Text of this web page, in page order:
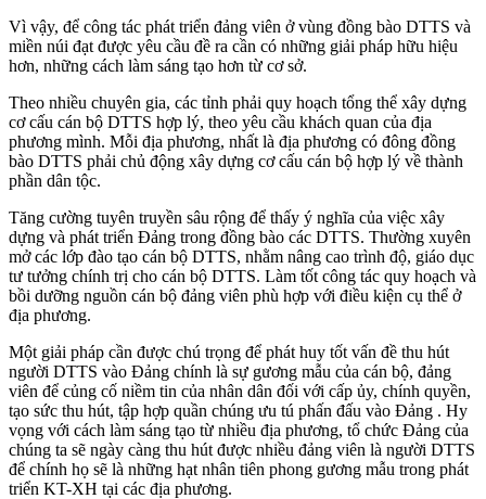
Vì vậy, để công tác phát triển đảng viên ở vùng đồng bào DTTS và
miền núi đạt được yêu cầu đề ra cần có những giải pháp hữu hiệu
hơn, những cách làm sáng tạo hơn từ cơ sở.
Theo nhiều chuyên gia, các tỉnh phải quy hoạch tổng thể xây dựng
cơ cấu cán bộ DTTS hợp lý, theo yêu cầu khách quan của địa
phương mình. Mỗi địa phương, nhất là địa phương có đông đồng
bào DTTS phải chủ động xây dựng cơ cấu cán bộ hợp lý về thành
phần dân tộc.
Tăng cường tuyên truyền sâu rộng để thấy ý nghĩa của việc xây
dựng và phát triển Đảng trong đồng bào các DTTS. Thường xuyên
mở các lớp đào tạo cán bộ DTTS, nhằm nâng cao trình độ, giáo dục
tư tưởng chính trị cho cán bộ DTTS. Làm tốt công tác quy hoạch và
bồi dưỡng nguồn cán bộ đảng viên phù hợp với điều kiện cụ thể ở
địa phương.
Một giải pháp cần được chú trọng để phát huy tốt vấn đề thu hút
người DTTS vào Đảng chính là sự gương mẫu của cán bộ, đảng
viên để củng cố niềm tin của nhân dân đối với cấp ủy, chính quyền,
tạo sức thu hút, tập hợp quần chúng ưu tú phấn đấu vào Đảng . Hy
vọng với cách làm sáng tạo từ nhiều địa phương, tổ chức Đảng của
chúng ta sẽ ngày càng thu hút được nhiều đảng viên là người DTTS
để chính họ sẽ là những hạt nhân tiên phong gương mẫu trong phát
triển KT-XH tại các địa phương.